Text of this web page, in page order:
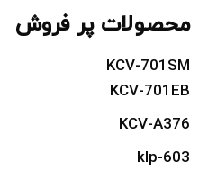
محصولات پر فروش
KCV-701SM
KCV-701EB
KCV-A376
klp-603